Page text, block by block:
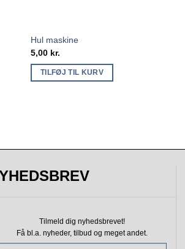
Hul maskine
5,00 kr.
TILFØJ TIL KURV
Tilmeld dig nyhedsbrevet!
Få bl.a. nyheder, tilbud og meget andet.